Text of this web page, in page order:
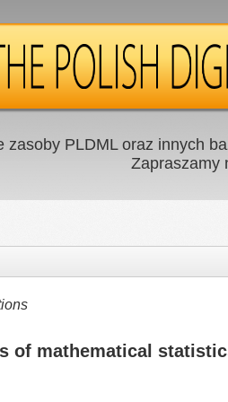
zasoby PLDML oraz innych
Zapraszamy
of mathematical